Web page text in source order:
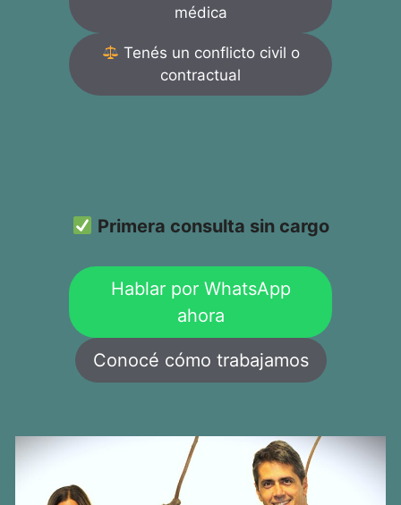
médica
Tenés un conflicto civil o
contractual
Primera consulta sin cargo
Hablar por WhatsApp
ahora
Conocé cómo trabajamos